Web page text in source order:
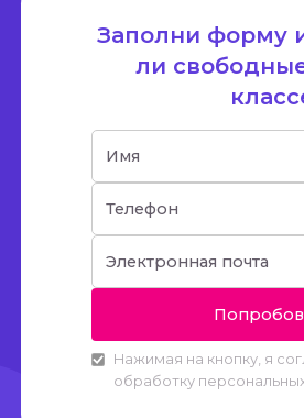
Заполни форму
ли
Нажимая на кнопку, я
обработку